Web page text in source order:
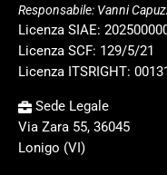
Responsabile: Vanni
Licenza SIAE:
Licenza SCF: 129/5/21
Licenza ITSRIGHT:
Sede Legale
Via Zara 55, 36045
Lonigo (VI)